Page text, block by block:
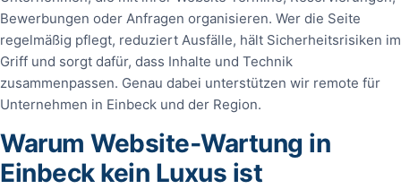
Bewerbungen oder Anfragen organisieren. Wer die Seite
regelmäßig pflegt, reduziert Ausfälle, hält Sicherheitsrisiken im
Griff und sorgt dafür, dass Inhalte und Technik
zusammenpassen. Genau dabei unterstützen wir remote für
Unternehmen in Einbeck und der Region.
Warum Website‑Wartung in
Einbeck kein Luxus ist